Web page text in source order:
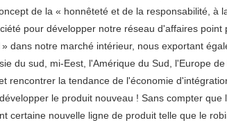
de la « honnêteté et de la responsabilité, à
pour développer notre réseau d'affaires point
dans notre marché intérieur, nous exportant
du sud, mi-Eest, l'Amérique du Sud, l'Europe
rencontrer la tendance de l'économie
le produit nouveau ! Sans compter que
certaine nouvelle ligne de produit telle que le